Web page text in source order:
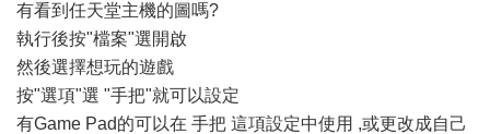
有看到任天堂主機的圖嗎?
執行後按"檔案"選開啟
然後選擇想玩的遊戲
按"選項"選 "手把"就可以設定
有Game Pad的可以在 手把 這項設定中使用 ,或更改成自己